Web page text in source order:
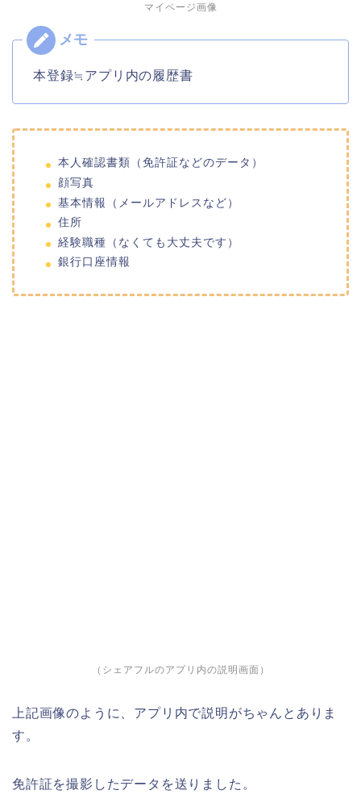
マイページ画像
本登録≒アプリ内の履歴書
本人確認書類（免許証などのデータ）
顔写真
基本情報（メールアドレスなど）
住所
経験職種（なくても大丈夫です）
銀行口座情報
（シェアフルのアプリ内の説明画面）
上記画像のように、アプリ内で説明がちゃんとありま
す。
免許証を撮影したデータを送りました。